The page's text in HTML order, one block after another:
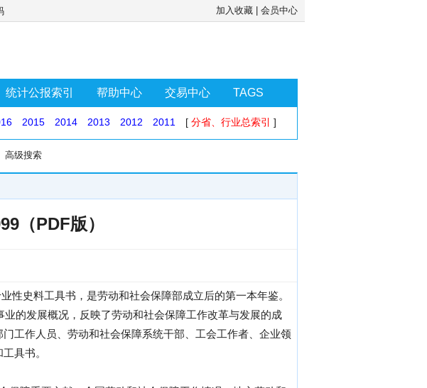
加入收藏 会员中心
统计公报索引 帮助中心 交易中心 TAGS
2015 2014 2013 2012 2011 [ 分省、行业总索引 ]
高级搜索
（PDF版）
性史料工具书，是劳动和社会保障部成立后的第一本年鉴。
的发展概况，反映了劳动和社会保障工作改革与发展的成
工作人员、劳动和社会保障系统干部、工会工作者、企业领
具书。